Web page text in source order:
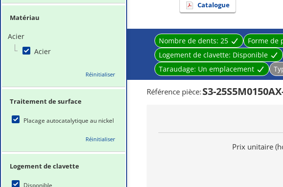
Matériau
Acier
Acier
Réinitialiser
Traitement de surface
Placage autocatalytique au nickel
Réinitialiser
Logement de clavette
Disponible
Catalogue
Nombre de dents: 25 Forme de
Logement de clavette: Disponible
Taraudage: Un emplacement
Référence pièce: S3-
Prix unitaire